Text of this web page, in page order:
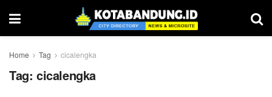
Home Tag cicalengka
Tag: cicalengka